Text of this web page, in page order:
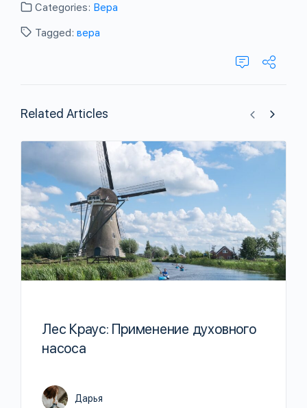
Categories: Вера
Tagged: вера
Related Articles
Лес Краус: Применение духовного
насоса
Дарья